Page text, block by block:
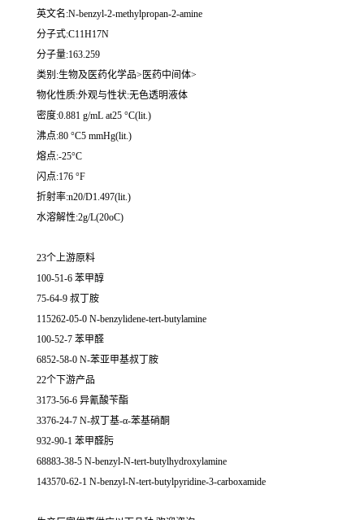
英文名:N-benzyl-2-methylpropan-2-amine
分子式:C11H17N
分子量:163.259
类别:生物及医药化学品>医药中间体>
物化性质:外观与性状:无色透明液体
密度:0.881 g/mL at25 °C(lit.)
沸点:80 °C5 mmHg(lit.)
熔点:-25°C
闪点:176 °F
折射率:n20/D1.497(lit.)
水溶解性:2g/L(20oC)
23个上游原料
100-51-6 苯甲醇
75-64-9 叔丁胺
115262-05-0 N-benzylidene-tert-butylamine
100-52-7 苯甲醛
6852-58-0 N-苯亚甲基叔丁胺
22个下游产品
3173-56-6 异氰酸苄酯
3376-24-7 N-叔丁基-α-苯基硝酮
932-90-1 苯甲醛肟
68883-38-5 N-benzyl-N-tert-butylhydroxylamine
143570-62-1 N-benzyl-N-tert-butylpyridine-3-carboxamide